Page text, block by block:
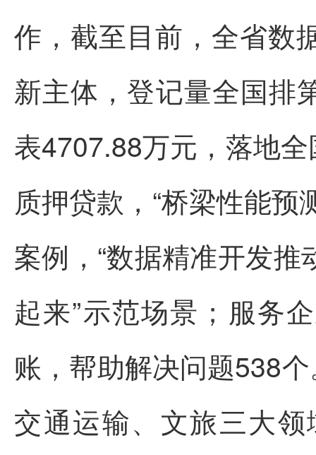
作，截至目前，全省数
新主体，登记量全国排
表4707.88万元，落地
质押贷款，“桥梁性能
案例，“数据精准开发推
起来”示范场景；服务
账，帮助解决问题538
交通运输、文旅三大